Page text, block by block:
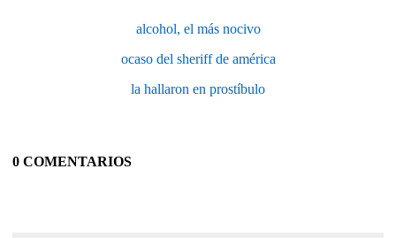
alcohol, el más nocivo
ocaso del sheriff de américa
la hallaron en prostíbulo
0 COMENTARIOS